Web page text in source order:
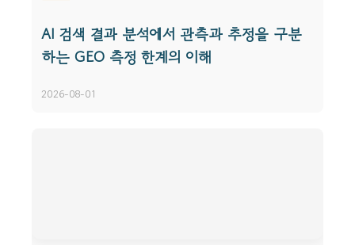
AI 검색 결과 분석에서 관측과 추정을 구분
하는 GEO 측정 한계의 이해
2026-08-01